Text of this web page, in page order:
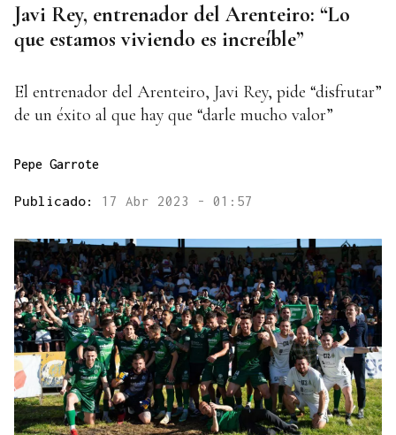
Javi Rey, entrenador del Arenteiro: “Lo
que estamos viviendo es increíble”
El entrenador del Arenteiro, Javi Rey, pide “disfrutar”
de un éxito al que hay que “darle mucho valor”
Pepe Garrote
Publicado: 17 Abr 2023 - 01:57